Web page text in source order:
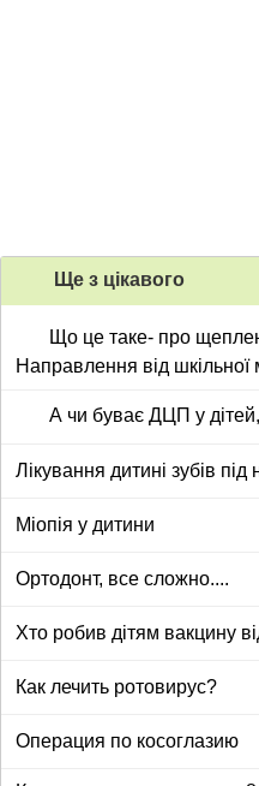
Ще з цiкавого
Що це таке- про
Направлення від шкільної
А чи буває ДЦП у
Лікування дитині зубів під
Міопія у дитини
Ортодонт, все сложно....
Хто робив дітям вакцину
Как лечить ротовирус?
Операция по косоглазию